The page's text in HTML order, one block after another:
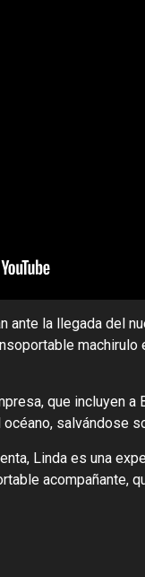
ante la llegada del
que incluyen a
salvándose
Linda es una
acompañante,